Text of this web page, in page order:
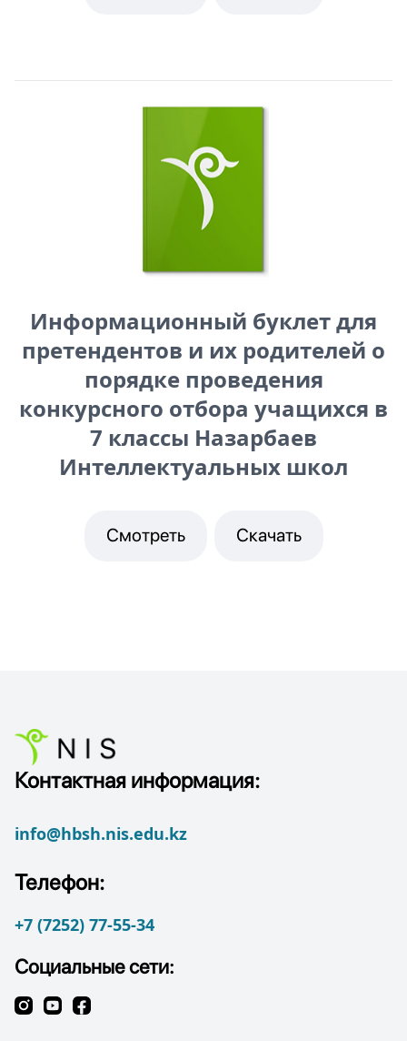
Информационный буклет для
претендентов и их родителей о
порядке проведения
конкурсного отбора учащихся в
7 классы Назарбаев
Интеллектуальных школ
Смотреть Скачать
Контактная информация:
info@hbsh.nis.edu.kz
Телефон:
+7 (7252) 77-55-34
Социальные сети: